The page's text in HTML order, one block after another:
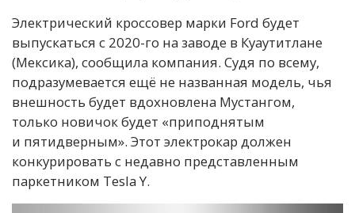
Электрический кроссовер марки Ford будет
выпускаться с 2020-го на заводе в Куаутитлане
(Мексика), сообщила компания. Судя по всему,
подразумевается ещё не названная модель, чья
внешность будет вдохновлена Мустангом,
только новичок будет «приподнятым
и пятидверным». Этот электрокар должен
конкурировать с недавно представленным
паркетником Tesla Y.